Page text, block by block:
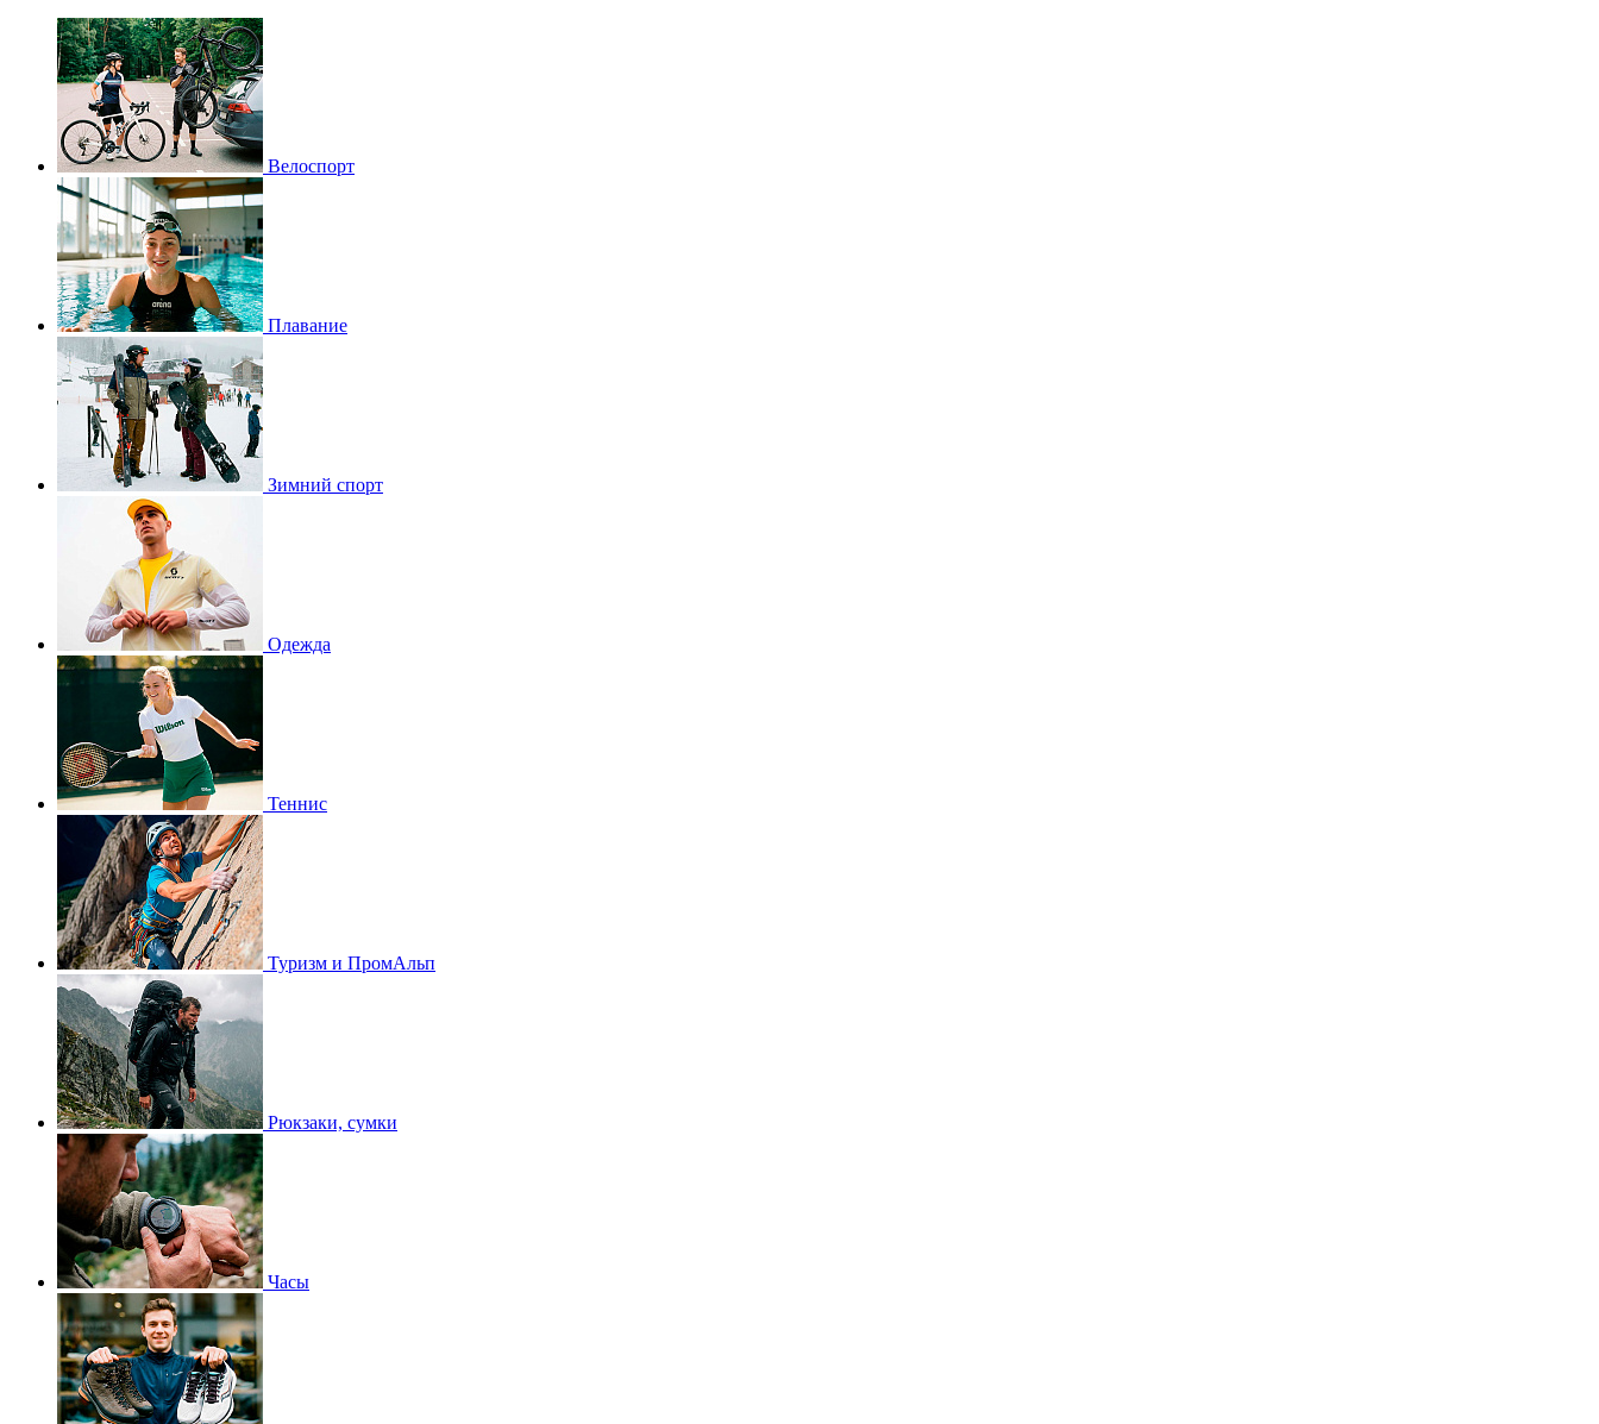
Велоспорт
Плавание
Зимний спорт
Одежда
Теннис
Туризм и ПромАльп
Рюкзаки, сумки
Часы